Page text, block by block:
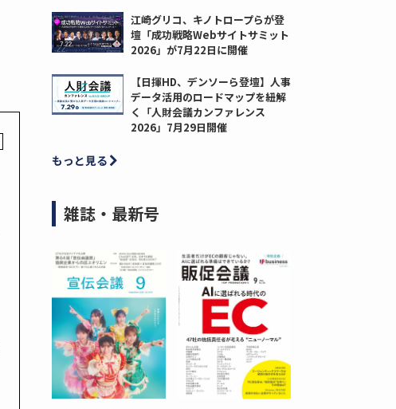
江崎グリコ、キノトロープらが登
壇「成功戦略Webサイトサミット
2026」が7月22日に開催
【日揮HD、デンソーら登壇】人事
データ活用のロードマップを紐解
く「人財会議カンファレンス
2026」7月29日開催
もっと見る
雑誌・最新号